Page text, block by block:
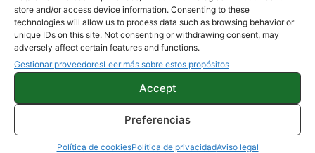
store and/or access device information. Consenting to these
technologies will allow us to process data such as browsing behavior or
unique IDs on this site. Not consenting or withdrawing consent, may
adversely affect certain features and functions.
Gestionar proveedoresLeer más sobre estos propósitos
Accept
Preferencias
Política de cookiesPolítica de privacidadAviso legal
Quelian Sanz